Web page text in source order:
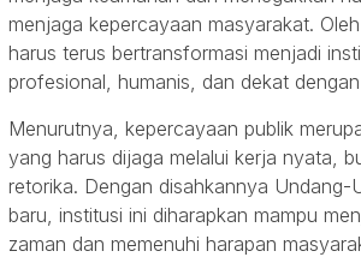
menjaga kepercayaan masyarakat.
harus terus bertransformasi menjadi
profesional, humanis, dan dekat
Menurutnya, kepercayaan publik
yang harus dijaga melalui kerja nyata,
retorika. Dengan disahkannya Undang-
baru, institusi ini diharapkan mampu
zaman dan memenuhi harapan